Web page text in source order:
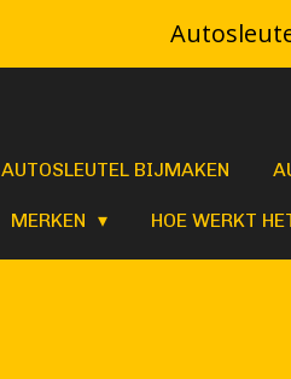
AUTOSLEUTEL BIJMAKEN
MERKEN HOE WERKT